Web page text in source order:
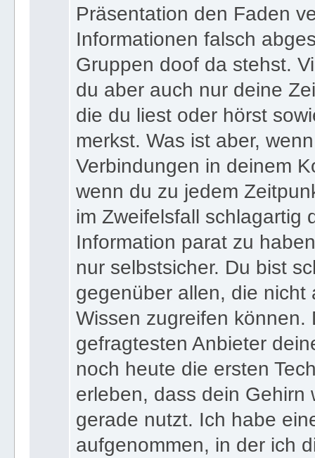
Präsentation den Faden
Informationen falsch
Gruppen doof da stehst.
du aber auch nur deine
die du liest oder hörst
merkst. Was ist aber,
Verbindungen in deinem
wenn du zu jedem
im Zweifelsfall schlagartig
Information parat zu
nur selbstsicher. Du bist
gegenüber allen, die nicht
Wissen zugreifen können.
gefragtesten Anbieter
noch heute die ersten
erleben, dass dein Gehirn
gerade nutzt. Ich habe
aufgenommen, in der ich